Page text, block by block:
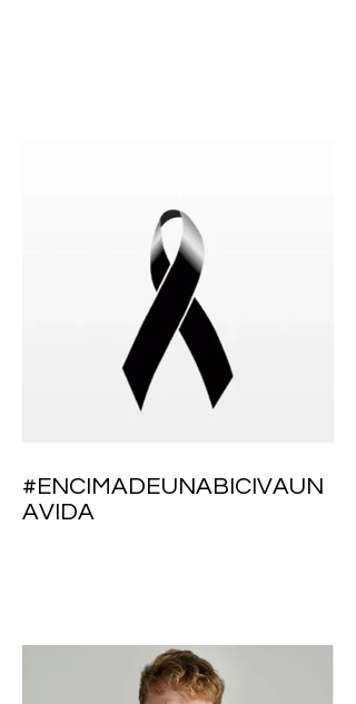
#ENCIMADEUNABICIVAUN
AVIDA